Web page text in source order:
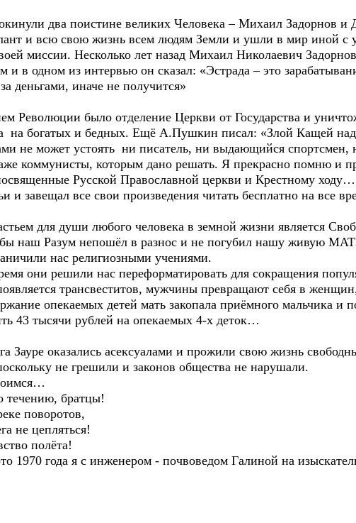
два поистине великих Человека – Михаил Задорнов и
и всю свою жизнь всем людям Земли и ушли в мир иной с
миссии. Несколько лет назад Михаил Николаевич
и в одном из интервью он сказал: «Эстрада – это
деньгами, иначе не получится»
было отделение Церкви от Государства и
на богатых и бедных. Ещё А.Пушкин писал: «Злой Кащей
не может устоять ни писатель, ни выдающийся спортсмен,
коммунисты, которым дано решать. Я прекрасно помню и
Русской Православной церкви и Крестному
и завещал все свои произведения читать бесплатно на все
для души любого человека в земной жизни является
наш Разум непошёл в разнос и не погубил нашу живую
нас религиозными учениями.
они решили нас переформатировать для сокращения
трансвеститов, мужчины превращают себя в
опекаемых детей мать закопала приёмного мальчика и
43 тысячи рублей на опекаемых 4-х деток…
оказались асексуалами и прожили свою жизнь
не грешили и законов общества не нарушали.
братцы!
поворотов,
цепляться!
полёта!
года я с инженером - почвоведом Галиной на